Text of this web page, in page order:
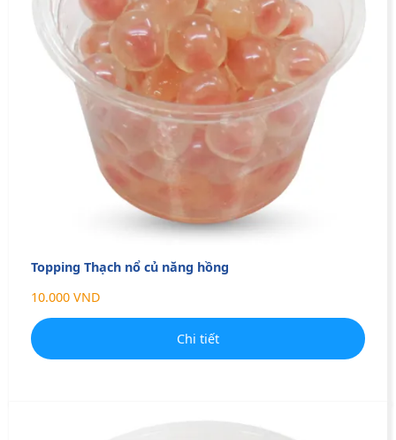
Topping Thạch nổ củ năng hồng
10.000 VND
Chi tiết